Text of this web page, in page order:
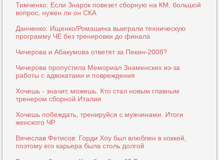
Тимченко: Если Знарок повезет сборную на КМ, большой
вопрос, нужен ли он СКА
Данченко: Ищенко/Ромашина выиграли техническую
программу ЧЕ без тренировки до финала
Чичерова и Абакумова ответят за Пекин-2008?
Чичерова пропустила Мемориал Знаменских из-за
работы с адвокатами и повреждения
Хочешь - значит, можешь. Кто стал новым главным
тренером сборной Италии
Хочешь побеждать, тренируйся с мужчинами. Итоги
женского ЧР
Вячеслав Фетисов: Горди Хоу был влюблен в хоккей,
поэтому его карьера была столь долгой